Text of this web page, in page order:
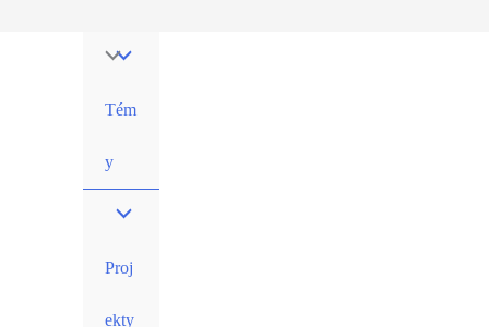
Tém
y
Proj
ekty